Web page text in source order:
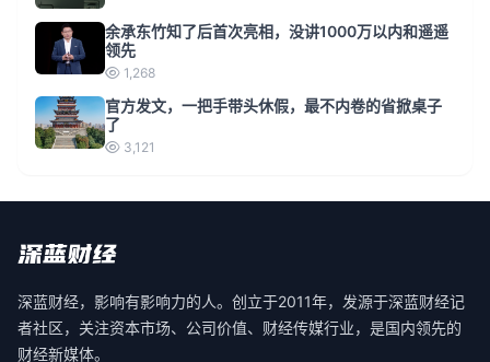
余承东竹知了后首次亮相，没讲1000万以内和遥遥
领先
1,268
官方发文，一把手带头休假，最不内卷的省掀桌子
了
3,121
深蓝财经，影响有影响力的人。创立于2011年，发源于深蓝财经记
者社区，关注资本市场、公司价值、财经传媒行业，是国内领先的
财经新媒体。